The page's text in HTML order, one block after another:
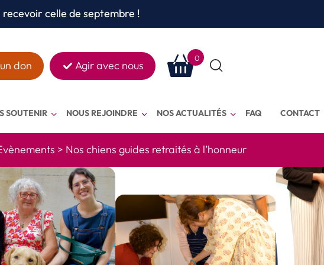
recevoir celle de septembre !
don Agir avec nous
0
Rechercher
SOUTENIR NOUS REJOINDRE NOS ACTUALITÉS FAQ CONTACT
> Nos chiens guides retraités à l’honneur